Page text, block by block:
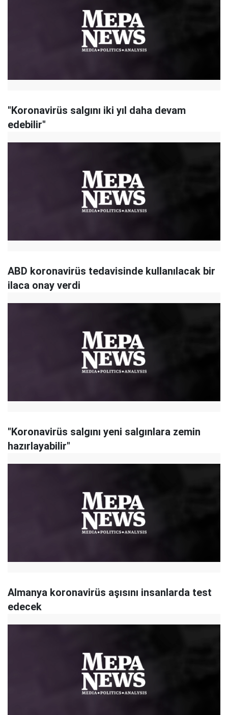
"Koronavirüs salgını iki yıl daha devam
edebilir"
ABD koronavirüs tedavisinde kullanılacak bir
ilaca onay verdi
"Koronavirüs salgını yeni salgınlara zemin
hazırlayabilir"
Almanya koronavirüs aşısını insanlarda test
edecek